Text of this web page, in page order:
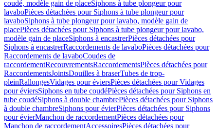
coudé, modèle gain de placeSiphons à tube plongeur pour
lavaboPièces détachées pour Siphons à tube plongeur pour
lavaboSiphons à tube plongeur pour lavabo, modèle gain de
placePièces détachées pour Siphons à tube plongeur pour lavabo,
modèle gain de placeSiphons à encastrerPièces détachées pour
Siphons à encastrerRaccordements de lavaboPièces détachées pour
Raccordements de lavaboCoudes de
raccordementRecouvrementsRaccordementsPièces détachées pour
RaccordementsJointsDouilles à braserTubes de trop-
pleinRallongesVidages pour éviersPièces détachées pour Vidages
pour éviersSiphons en tube coudéPièces détachées pour Siphons en
tube coudéSiphons à double chambrePièces détachées pour Siphons
à double chambreSiphons pour évierPièces détachées pour Siphons
pour évierManchon de raccordementPièces détachées pour
Manchon de raccordementAccessoiresPièces détachées pour